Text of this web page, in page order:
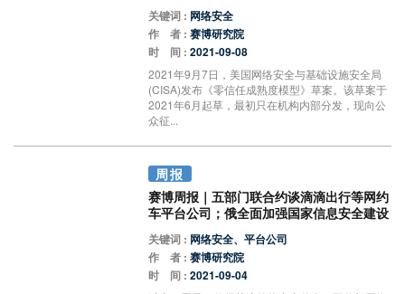
关键词 : 网络安全
作 者 :赛博研究院
时 间 :2021-09-08
2021年9月7日，美国网络安全与基础设施安全局
(CISA)发布《零信任成熟度模型》草案。该草案于
2021年6月起草，最初只在机构内部分发，现向公
众征...
周报
赛博周报｜五部门联合约谈滴滴出行等网约
车平台公司；俄全面加强国家信息安全建设
关键词 : 网络安全、平台公司
作 者 :赛博研究院
时 间 :2021-09-04